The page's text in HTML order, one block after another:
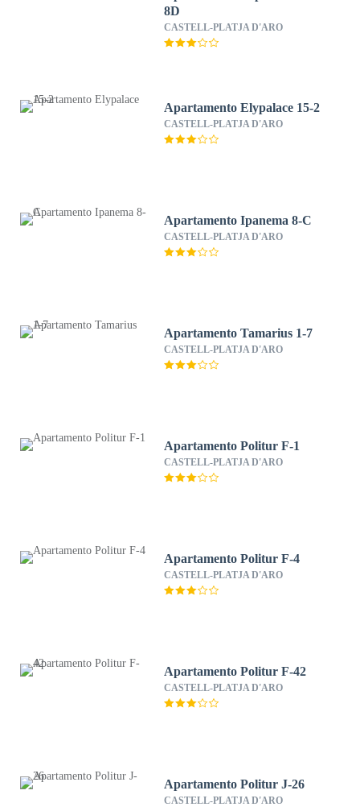
8D
CASTELL-PLATJA D'ARO
Apartamento Elypalace 15-2
CASTELL-PLATJA D'ARO
Apartamento Ipanema 8-C
CASTELL-PLATJA D'ARO
Apartamento Tamarius 1-7
CASTELL-PLATJA D'ARO
Apartamento Politur F-1
CASTELL-PLATJA D'ARO
Apartamento Politur F-4
CASTELL-PLATJA D'ARO
Apartamento Politur F-42
CASTELL-PLATJA D'ARO
Apartamento Politur J-26
CASTELL-PLATJA D'ARO